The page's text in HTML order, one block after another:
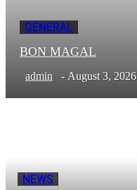
GENERAL
BON MAGAL
admin - August 3, 2026
NEWS